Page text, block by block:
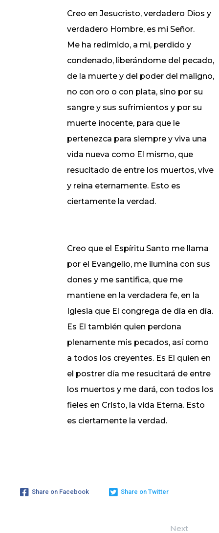
Creo en Jesucristo, verdadero Dios y
verdadero Hombre, es mi Señor.
Me ha redimido, a mi, perdido y
condenado, liberándome del pecado,
de la muerte y del poder del maligno,
no con oro o con plata, sino por su
sangre y sus sufrimientos y por su
muerte inocente, para que le
pertenezca para siempre y viva una
vida nueva como El mismo, que
resucitado de entre los muertos, vive
y reina eternamente. Esto es
ciertamente la verdad.
Creo que el Espíritu Santo me llama
por el Evangelio, me ilumina con sus
dones y me santifica, que me
mantiene en la verdadera fe, en la
Iglesia que El congrega de día en día.
Es El también quien perdona
plenamente mis pecados, así como
a todos los creyentes. Es El quien en
el postrer día me resucitará de entre
los muertos y me dará, con todos los
fieles en Cristo, la vida Eterna. Esto
es ciertamente la verdad.
Share on Facebook Share on Twitter
Next